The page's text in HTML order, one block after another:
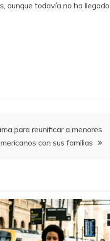
aunque todavía no ha llegado
para reunificar a menores
con sus familias